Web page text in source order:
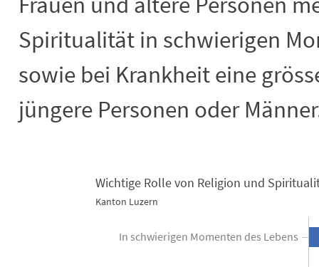
Spiritualität in schwierigen
sowie bei Krankheit eine
jüngere Personen oder
Wichtige Rolle von Religion und
Combination chart with 2 data series.
Wichtige Rolle von Religion und
Kanton Luzern
In schwierigen Momenten des Lebens